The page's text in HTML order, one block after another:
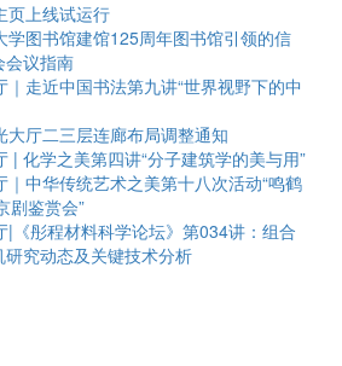
页上线试运行
学图书馆建馆125周年图书馆引领的信
会议指南
｜走近中国书法第九讲“世界视野下的中
大厅二三层连廊布局调整通知
| 化学之美第四讲“分子建筑学的美与用”
｜中华传统艺术之美第十八次活动“鸣鹤
剧鉴赏会”
|《彤程材料科学论坛》第034讲：组合
究动态及关键技术分析